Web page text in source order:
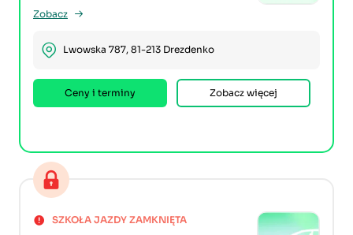
Zobacz
Lwowska 787, 81-213 Drezdenko
Ceny i terminy Zobacz więcej
SZKOŁA JAZDY ZAMKNIĘTA